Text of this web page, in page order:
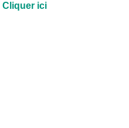
Cliquer ici